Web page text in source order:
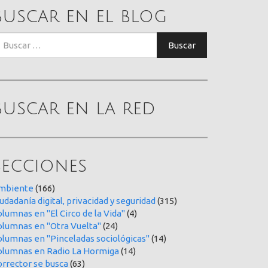
en el blog
Buscar
en la red
(166)
digital, privacidad y seguridad (315)
en "El Circo de la Vida"(4)
en "Otra Vuelta"(24)
en "Pinceladas sociológicas"(14)
en Radio La Hormiga(14)
se busca(63)